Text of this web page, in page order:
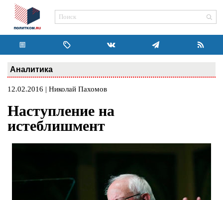
Аналитика
12.02.2016 | Николай Пахомов
Наступление на
истеблишмент